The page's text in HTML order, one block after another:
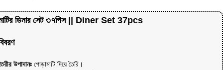
ডিনার সেট ৩৭পিস || Diner Set 37pcs
উপাদানঃ পোড়ামাটি দিয়ে তৈরি।